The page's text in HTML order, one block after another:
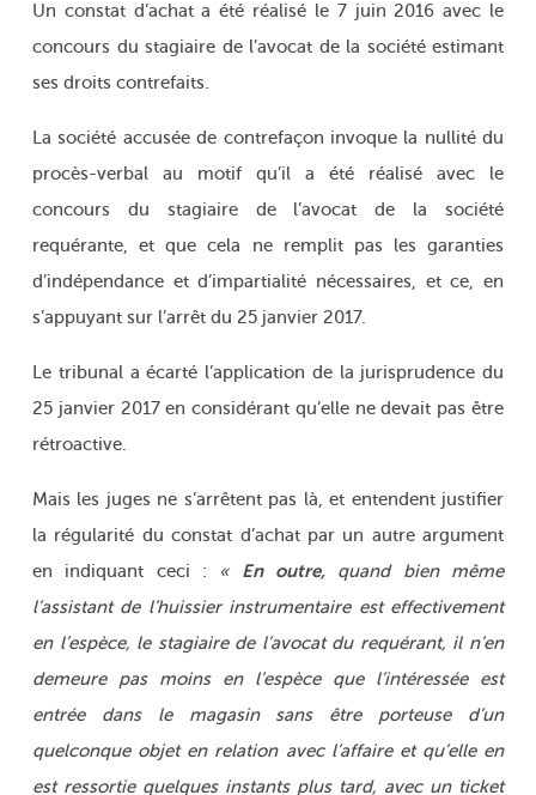
Un constat d’achat a été réalisé le 7 juin 2016 avec le
concours du stagiaire de l’avocat de la société estimant
ses droits contrefaits.
La société accusée de contrefaçon invoque la nullité du
procès-verbal au motif qu’il a été réalisé avec le
concours du stagiaire de l’avocat de la société
requérante, et que cela ne remplit pas les garanties
d’indépendance et d’impartialité nécessaires, et ce, en
s’appuyant sur l’arrêt du 25 janvier 2017.
Le tribunal a écarté l’application de la jurisprudence du
25 janvier 2017 en considérant qu’elle ne devait pas être
rétroactive.
Mais les juges ne s’arrêtent pas là, et entendent justifier
la régularité du constat d’achat par un autre argument
en indiquant ceci :
« En outre, quand bien même
l’assistant de l’huissier instrumentaire est effectivement
en l’espèce, le stagiaire de l’avocat du requérant, il n’en
demeure pas moins en l’espèce que l’intéressée est
entrée dans le magasin sans être porteuse d’un
quelconque objet en relation avec l’affaire et qu’elle en
est ressortie quelques instants plus tard, avec un ticket